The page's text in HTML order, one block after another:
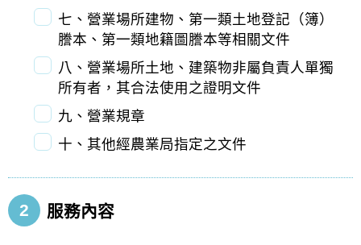
七、營業場所建物、第一類土地登記（簿）
謄本、第一類地籍圖謄本等相關文件
八、營業場所土地、建築物非屬負責人單獨
所有者，其合法使用之證明文件
九、營業規章
十、其他經農業局指定之文件
2 服務內容